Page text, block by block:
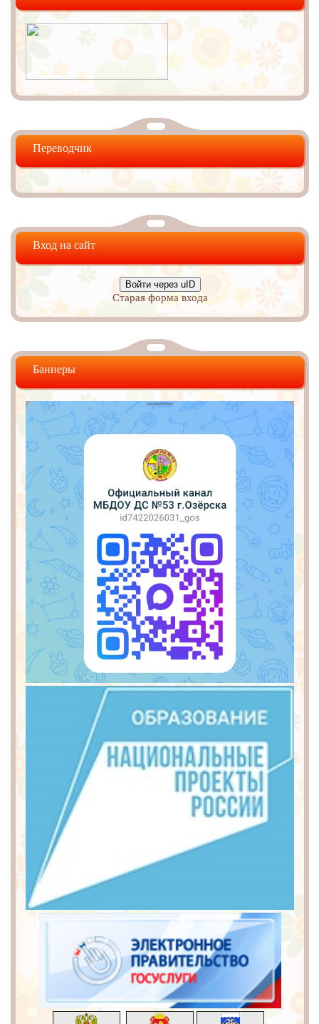
Переводчик
Вход на сайт
Войти через uID
Старая форма входа
Баннеры